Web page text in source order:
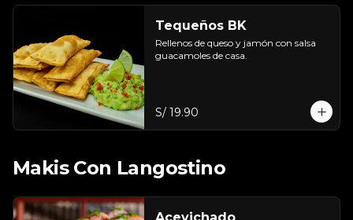
Tequeños BK
Rellenos de queso y jamón con salsa
guacamoles de casa.
S/ 19.90
Makis Con Langostino